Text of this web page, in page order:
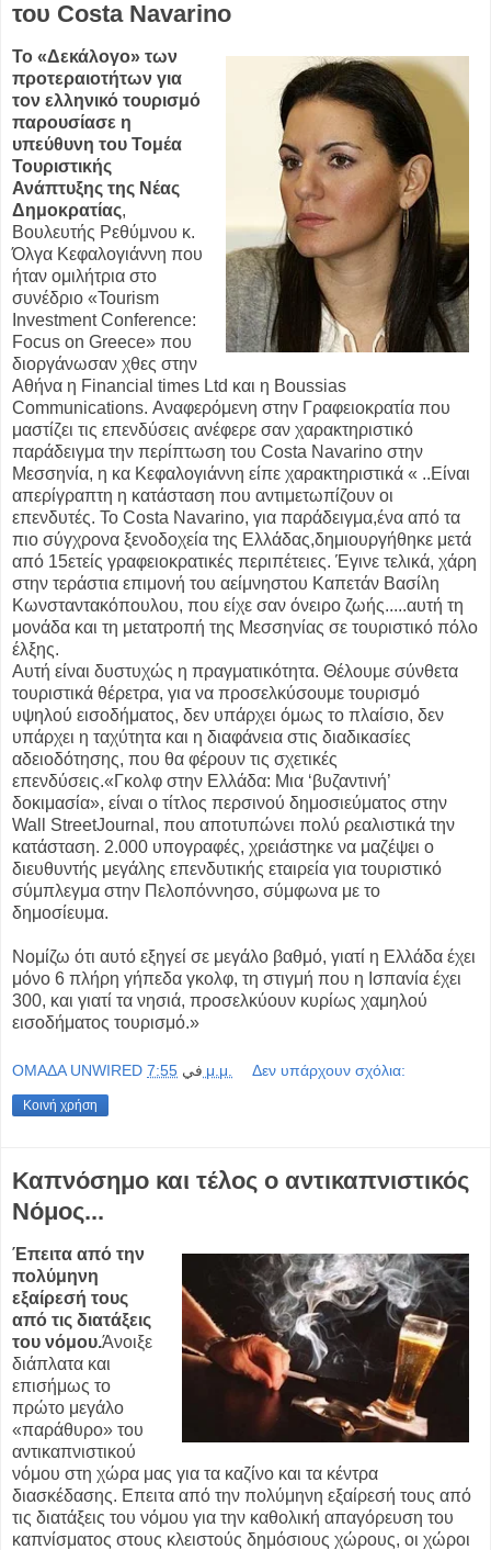
του Costa Navarino
Το «Δεκάλογο» των
προτεραιοτήτων για
τον ελληνικό τουρισμό
παρουσίασε η
υπεύθυνη του Τομέα
Τουριστικής
Ανάπτυξης της Νέας
Δημοκρατίας,
Βουλευτής Ρεθύμνου κ.
Όλγα Κεφαλογιάννη που
ήταν ομιλήτρια στο
συνέδριο «Tourism
Investment Conference:
Focus on Greece» που
διοργάνωσαν χθες στην
Αθήνα η Financial times Ltd και η Boussias
Communications. Αναφερόμενη στην Γραφειοκρατία που
μαστίζει τις επενδύσεις ανέφερε σαν χαρακτηριστικό
παράδειγμα την περίπτωση του Costa Navarino στην
Μεσσηνία, η κα Κεφαλογιάννη είπε χαρακτηριστικά « ..Είναι
απερίγραπτη η κατάσταση που αντιμετωπίζουν οι
επενδυτές. Το Costa Navarino, για παράδειγμα,ένα από τα
πιο σύγχρονα ξενοδοχεία της Ελλάδας,δημιουργήθηκε μετά
από 15ετείς γραφειοκρατικές περιπέτειες. Έγινε τελικά, χάρη
στην τεράστια επιμονή του αείμνηστου Καπετάν Βασίλη
Κωνσταντακόπουλου, που είχε σαν όνειρο ζωής.....αυτή τη
μονάδα και τη μετατροπή της Μεσσηνίας σε τουριστικό πόλο
έλξης.
Αυτή είναι δυστυχώς η πραγματικότητα. Θέλουμε σύνθετα
τουριστικά θέρετρα, για να προσελκύσουμε τουρισμό
υψηλού εισοδήματος, δεν υπάρχει όμως το πλαίσιο, δεν
υπάρχει η ταχύτητα και η διαφάνεια στις διαδικασίες
αδειοδότησης, που θα φέρουν τις σχετικές
επενδύσεις.«Γκολφ στην Ελλάδα: Μια ‘βυζαντινή’
δοκιμασία», είναι ο τίτλος περσινού δημοσιεύματος στην
Wall StreetJournal, που αποτυπώνει πολύ ρεαλιστικά την
κατάσταση. 2.000 υπογραφές, χρειάστηκε να μαζέψει ο
διευθυντής μεγάλης επενδυτικής εταιρεία για τουριστικό
σύμπλεγμα στην Πελοπόννησο, σύμφωνα με το
δημοσίευμα.
Νομίζω ότι αυτό εξηγεί σε μεγάλο βαθμό, γιατί η Ελλάδα έχει
μόνο 6 πλήρη γήπεδα γκολφ, τη στιγμή που η Ισπανία έχει
300, και γιατί τα νησιά, προσελκύουν κυρίως χαμηλού
εισοδήματος τουρισμό.»
OMAΔΑ UNWIRED في 7:55 μ.μ. Δεν υπάρχουν σχόλια:
Κοινή χρήση
Καπνόσημο και τέλος ο αντικαπνιστικός
Νόμος...
Έπειτα από την
πολύμηνη
εξαίρεσή τους
από τις διατάξεις
του νόμου.Άνοιξε
διάπλατα και
επισήμως το
πρώτο μεγάλο
«παράθυρο» του
αντικαπνιστικού
νόμου στη χώρα μας για τα καζίνο και τα κέντρα
διασκέδασης. Επειτα από την πολύμηνη εξαίρεσή τους από
τις διατάξεις του νόμου για την καθολική απαγόρευση του
καπνίσματος στους κλειστούς δημόσιους χώρους, οι χώροι